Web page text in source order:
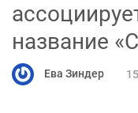
название
Ева Зиндер